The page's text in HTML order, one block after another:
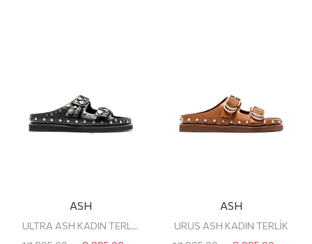
ASH
ULTRA ASH KADIN TERLİK
ASH
URUS ASH KADIN TERLİK